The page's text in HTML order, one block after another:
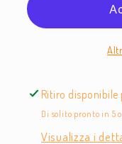
Ritiro disponibile
Di solito pronto in 5
Visualizza i